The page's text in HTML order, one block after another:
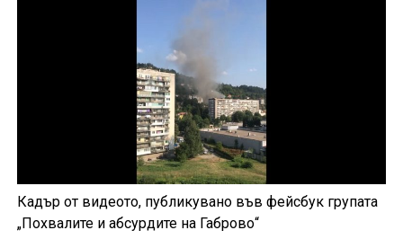
Кадър от видеото, публикувано във фейсбук групата
„Похвалите и абсурдите на Габрово“